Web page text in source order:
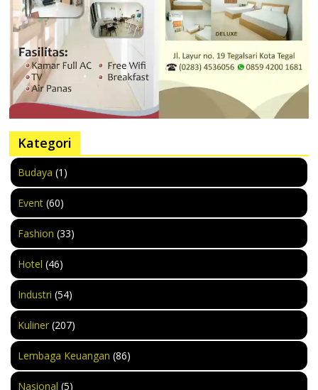
Kategori
Budaya (1)
Event (60)
Fashion (33)
Hotel (46)
Industri (54)
Kuliner (207)
Lembaga Keuangan (86)
Nasional (5)